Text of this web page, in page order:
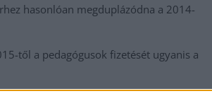
hasonlóan megduplázódna a 2014-
től a pedagógusok fizetését ugyanis a
pályakezdő pedagógusok bére